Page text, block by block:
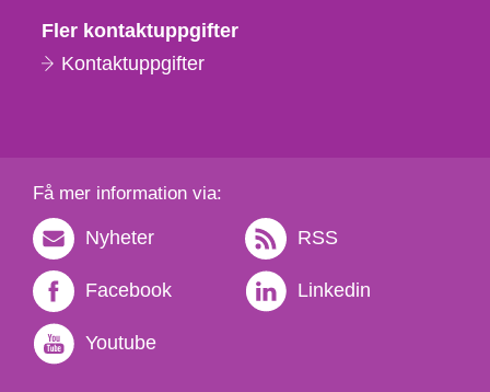
Fler kontaktuppgifter
Kontaktuppgifter
Få mer information via:
Nyheter RSS
Facebook Linkedin
Youtube